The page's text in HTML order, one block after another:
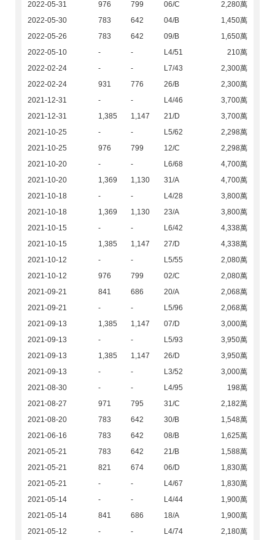
2022-05-31 976 799 06/C
2,280萬
2022-05-30
783 642 04/B
1,450萬
2022-05-26
783 642 09/B
1,650萬
2022-05-10
- - L4/51
210萬
2022-02-24
- - L7/43
2,300萬
2022-02-24
931 776 26/B
2,300萬
2021-12-31
- - L4/46
3,700萬
2021-12-31
1,385 1,147 21/D
3,700萬
2021-10-25
- - L5/62
2,298萬
2021-10-25
976 799 12/C
2,298萬
2021-10-20
- - L6/68
4,700萬
2021-10-20
1,369 1,130 31/A
4,700萬
2021-10-18
- - L4/28
3,800萬
2021-10-18
1,369 1,130 23/A
3,800萬
2021-10-15
- - L6/42
4,338萬
2021-10-15
1,385 1,147 27/D
4,338萬
2021-10-12
- - L5/55
2,080萬
2021-10-12
976 799 02/C
2,080萬
2021-09-21
841 686 20/A
2,068萬
2021-09-21
- - L5/96
2,068萬
2021-09-13
1,385 1,147 07/D
3,000萬
2021-09-13
- - L5/93
3,950萬
2021-09-13
1,385 1,147 26/D
3,950萬
2021-09-13
- - L3/52
3,000萬
2021-08-30
- - L4/95
198萬
2021-08-27
971 795 31/C
2,182萬
2021-08-20
783 642 30/B
1,548萬
2021-06-16
783 642 08/B
1,625萬
2021-05-21
783 642 21/B
1,588萬
2021-05-21
821 674 06/D
1,830萬
2021-05-21
- - L4/67
1,830萬
2021-05-14
- - L4/44
1,900萬
2021-05-14
841 686 18/A
1,900萬
2021-05-12
- - L4/74
2,180萬